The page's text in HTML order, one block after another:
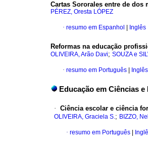
Cartas Sororales entre de
PÉREZ, Oresta LÓPEZ
· resumo em Espanhol Inglês
Reformas na educação
OLIVEIRA, Arão Davi; SOUZA e
· resumo em Português Inglês
Educação em Ciências e
· Ciência escolar e ciência
OLIVEIRA, Graciela S.; BIZZO,
· resumo em Português